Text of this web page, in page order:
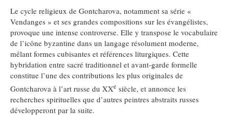
Le cycle religieux de Gontcharova, notamment sa série «
Vendanges » et ses grandes compositions sur les évangélistes,
provoque une intense controverse. Elle y transpose le vocabulaire
de l’icône byzantine dans un langage résolument moderne,
mêlant formes cubisantes et références liturgiques. Cette
hybridation entre sacré traditionnel et avant-garde formelle
constitue l’une des contributions les plus originales de
Gontcharova à l’art russe du XXe siècle, et annonce les
recherches spirituelles que d’autres peintres abstraits russes
développeront par la suite.